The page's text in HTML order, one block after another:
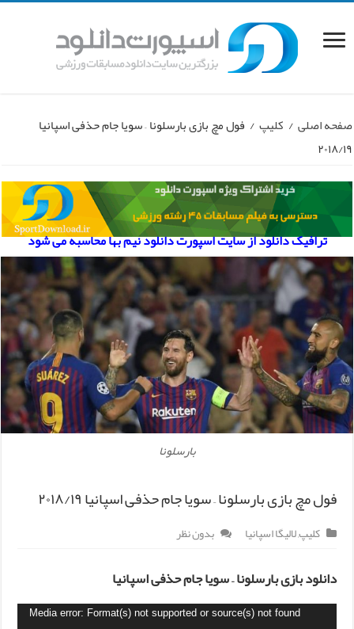
صفحه اصلی / کلیپ / فول مچ بازی بارسلونا – سویا جام حذفی اسپانیا
۲۰۱۸/۱۹
ترافیک دانلود از سایت اسپورت دانلود نیم بها محاسبه می شود
بارسلونا
فول مچ بازی بارسلونا – سویا جام حذفی اسپانیا ۲۰۱۸/۱۹
کلیپ,لالیگا اسپانیا بدون نظر
دانلود بازی بارسلونا – سویا جام حذفی اسپانیا
Media error: Format(s) not supported or source(s) not found